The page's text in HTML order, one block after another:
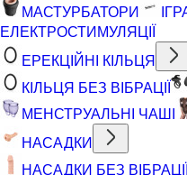
МАСТУРБАТОРИ
ЕЛЕКТРОСТИМУЛЯЦІЇ
ЕРЕКЦІЙНІ КІЛЬЦЯ
КІЛЬЦЯ БЕЗ ВІБРАЦІЇ
МЕНСТРУАЛЬНІ ЧАШІ
НАСАДКИ
НАСАДКИ БЕЗ